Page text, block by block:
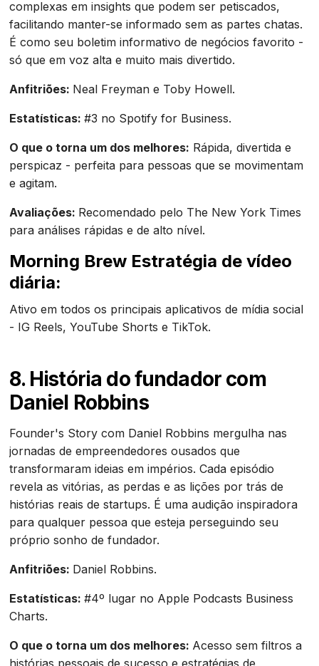
complexas em insights que podem ser petiscados,
facilitando manter-se informado sem as partes chatas.
É como seu boletim informativo de negócios favorito -
só que em voz alta e muito mais divertido.
Anfitriões: Neal Freyman e Toby Howell.
Estatísticas:#3 no Spotify for Business.
O que o torna um dos melhores: Rápida, divertida e
perspicaz - perfeita para pessoas que se movimentam
e agitam.
Avaliações: Recomendado pelo The New York Times
para análises rápidas e de alto nível.
Morning Brew Estratégia de vídeo
diária:
Ativo em todos os principais aplicativos de mídia social
- IG Reels, YouTube Shorts e TikTok.
8. História do fundador com
Daniel Robbins
Founder's Story com Daniel Robbins mergulha nas
jornadas de empreendedores ousados que
transformaram ideias em impérios. Cada episódio
revela as vitórias, as perdas e as lições por trás de
histórias reais de startups. É uma audição inspiradora
para qualquer pessoa que esteja perseguindo seu
próprio sonho de fundador.
Anfitriões: Daniel Robbins.
Estatísticas:#4º lugar no Apple Podcasts Business
Charts.
O que o torna um dos melhores: Acesso sem filtros a